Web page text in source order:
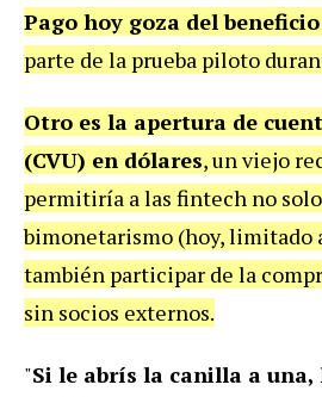
Pago hoy goza del beneficio
parte de la prueba piloto
Otro es la apertura de
(CVU) en dólares, un viejo
permitiría a las fintech no
bimonetarismo (hoy, limitado
también participar de la
sin socios externos.
"Si le abrís la canilla a una,